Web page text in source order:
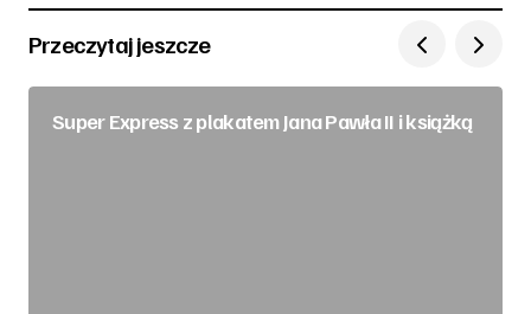
Przeczytaj jeszcze
Super Express z plakatem Jana Pawła II i książką